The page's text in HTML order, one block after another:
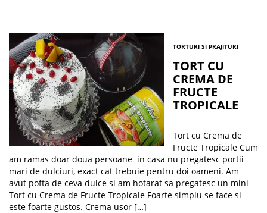
TORTURI SI PRAJITURI
TORT CU
CREMA DE
FRUCTE
TROPICALE
Tort cu Crema de
Fructe Tropicale Cum
am ramas doar doua persoane in casa nu pregatesc portii
mari de dulciuri, exact cat trebuie pentru doi oameni. Am
avut pofta de ceva dulce si am hotarat sa pregatesc un mini
Tort cu Crema de Fructe Tropicale Foarte simplu se face si
este foarte gustos. Crema usor […]